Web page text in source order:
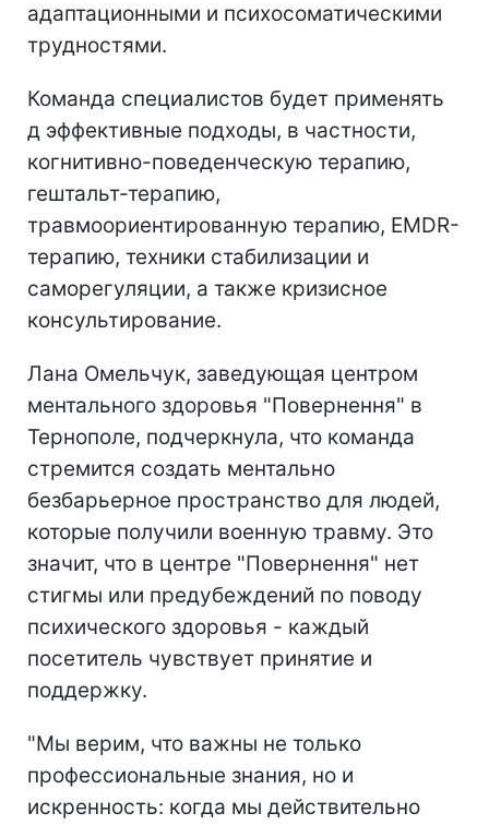
адаптационными и психосоматическими
трудностями.
Команда специалистов будет применять
д эффективные подходы, в частности,
когнитивно-поведенческую терапию,
гештальт-терапию,
травмоориентированную терапию, EMDR-
терапию, техники стабилизации и
саморегуляции, а также кризисное
консультирование.
Лана Омельчук, заведующая центром
ментального здоровья "Повернення" в
Тернополе, подчеркнула, что команда
стремится создать ментально
безбарьерное пространство для людей,
которые получили военную травму. Это
значит, что в центре "Повернення" нет
стигмы или предубеждений по поводу
психического здоровья - каждый
посетитель чувствует принятие и
поддержку.
"Мы верим, что важны не только
профессиональные знания, но и
искренность: когда мы действительно